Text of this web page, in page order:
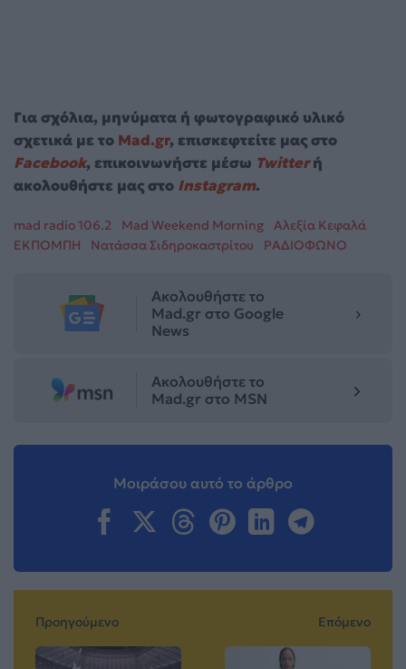
Για σχόλια, μηνύματα ή φωτογραφικό υλικό
σχετικά με το Mad.gr, επισκεφτείτε μας στο
Facebook, επικοινωνήστε μέσω Twitterή
ακολουθήστε μας στο Instagram.
mad radio 106.2 Mad Weekend Morning
Αλεξία Κεφαλά
ΕΚΠΟΜΠΗ
Νατάσσα Σιδηροκαστρίτου ΡΑΔΙΟΦΩΝΟ
Ακολουθήστε το
Mad.gr στο Google
News
Ακολουθήστε το
Mad.gr στο MSN
Μοιράσου αυτό το άρθρο
Προηγούμενο Επόμενο